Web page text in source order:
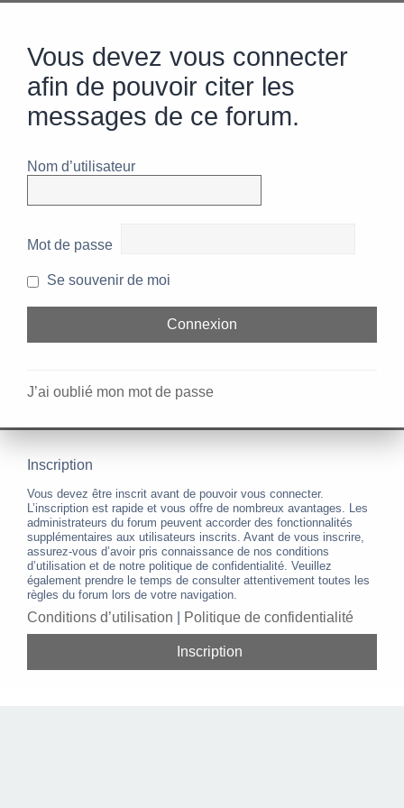
Vous devez vous connecter
afin de pouvoir citer les
messages de ce forum.
Nom d’utilisateur
Mot de passe
Se souvenir de moi
J’ai oublié mon mot de passe
Inscription
Vous devez être inscrit avant de pouvoir vous connecter.
L’inscription est rapide et vous offre de nombreux avantages. Les
administrateurs du forum peuvent accorder des fonctionnalités
supplémentaires aux utilisateurs inscrits. Avant de vous inscrire,
assurez-vous d’avoir pris connaissance de nos conditions
d’utilisation et de notre politique de confidentialité. Veuillez
également prendre le temps de consulter attentivement toutes les
règles du forum lors de votre navigation.
Conditions d’utilisation Politique de confidentialité
Inscription